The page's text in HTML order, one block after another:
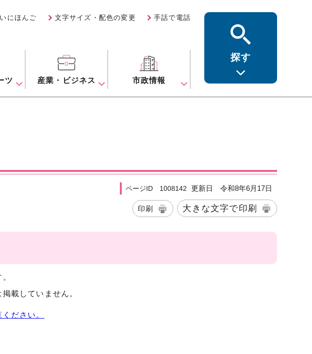
にほんご 文字サイズ・配色の変更 手話で電話
ツ 産業・ビジネス 市政情報
探す
ページID 1008142 更新日 令和8年6月17日
印刷 大きな文字で印刷
載していません。
ださい。